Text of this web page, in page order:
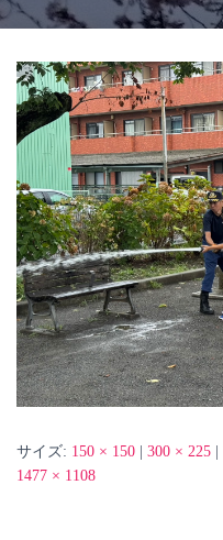
サイズ: 150 × 150 | 300 × 225 |
1477 × 1108